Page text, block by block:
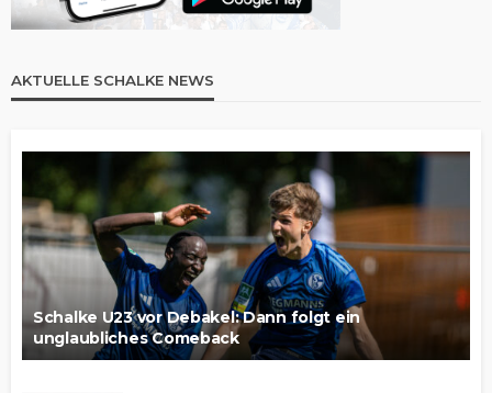
AKTUELLE SCHALKE NEWS
Schalke U23 vor Debakel: Dann folgt ein
unglaubliches Comeback